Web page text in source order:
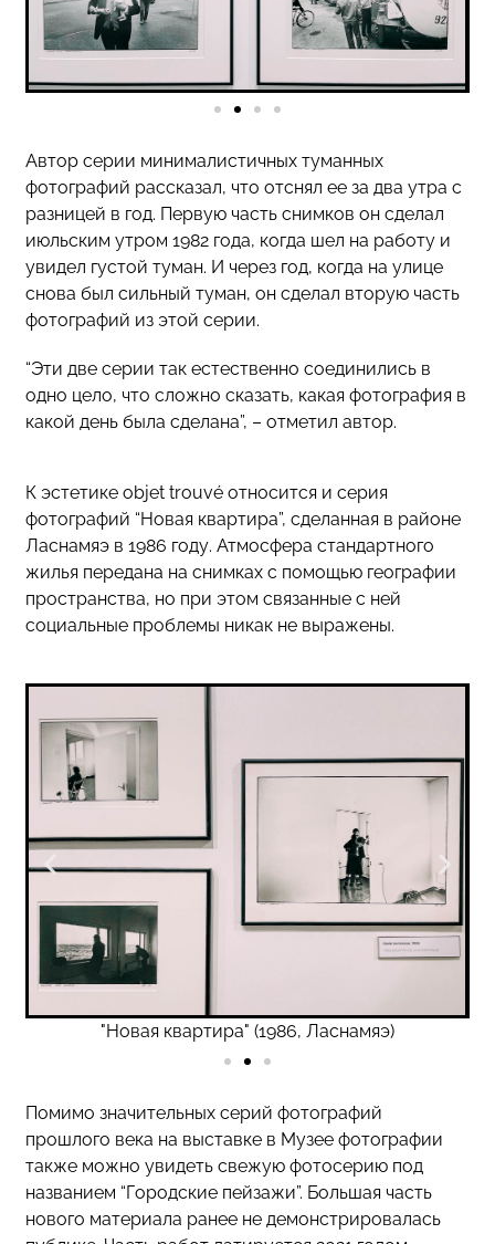
Автор серии минималистичных туманных
фотографий рассказал, что отснял ее за два утра с
разницей в год. Первую часть снимков он сделал
июльским утром 1982 года, когда шел на работу и
увидел густой туман. И через год, когда на улице
снова был сильный туман, он сделал вторую часть
фотографий из этой серии.
“Эти две серии так естественно соединились в
одно цело, что сложно сказать, какая фотография в
какой день была сделана”, – отметил автор.
К эстетике objet trouvé относится и серия
фотографий “Новая квартира”, сделанная в районе
Ласнамяэ в 1986 году. Атмосфера стандартного
жилья передана на снимках с помощью географии
пространства, но при этом связанные с ней
социальные проблемы никак не выражены.
"Новая квартира" (1986, Ласнамяэ)
Помимо значительных серий фотографий
прошлого века на выставке в Музее фотографии
также можно увидеть свежую фотосерию под
названием “Городские пейзажи”. Большая часть
нового материала ранее не демонстрировалась